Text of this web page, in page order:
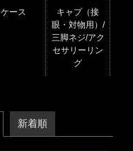
ケース
キャプ（接
眼・対物用）/
三脚ネジ/アク
セサリーリン
グ
新着順